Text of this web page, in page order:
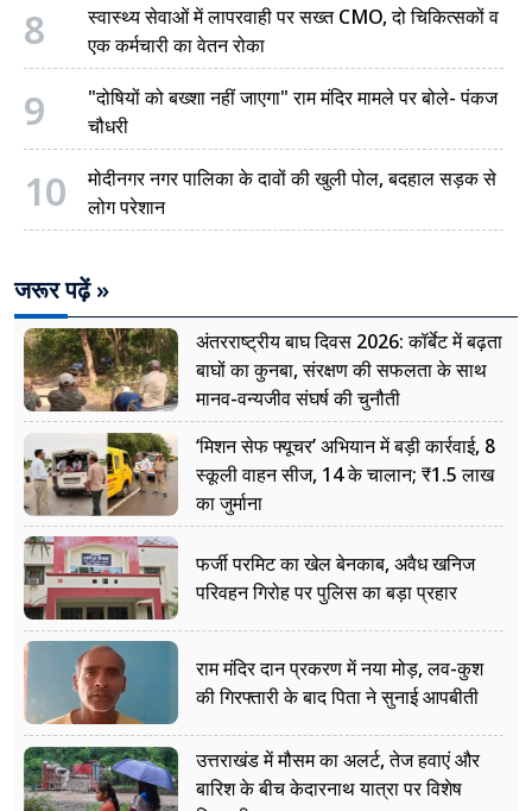
8
स्वास्थ्य सेवाओं में लापरवाही पर सख्त CMO, दो चिकित्सकों व
एक कर्मचारी का वेतन रोका
9
"दोषियों को बख्शा नहीं जाएगा" राम मंदिर मामले पर बोले- पंकज
चौधरी
10
मोदीनगर नगर पालिका के दावों की खुली पोल, बदहाल सड़क से
लोग परेशान
जरूर पढ़ें »
अंतरराष्ट्रीय बाघ दिवस 2026: कॉर्बेट में बढ़ता
बाघों का कुनबा, संरक्षण की सफलता के साथ
मानव-वन्यजीव संघर्ष की चुनौती
‘मिशन सेफ फ्यूचर’ अभियान में बड़ी कार्रवाई, 8
स्कूली वाहन सीज, 14 के चालान; ₹1.5 लाख
का जुर्माना
फर्जी परमिट का खेल बेनकाब, अवैध खनिज
परिवहन गिरोह पर पुलिस का बड़ा प्रहार
राम मंदिर दान प्रकरण में नया मोड़, लव-कुश
की गिरफ्तारी के बाद पिता ने सुनाई आपबीती
उत्तराखंड में मौसम का अलर्ट, तेज हवाएं और
बारिश के बीच केदारनाथ यात्रा पर विशेष